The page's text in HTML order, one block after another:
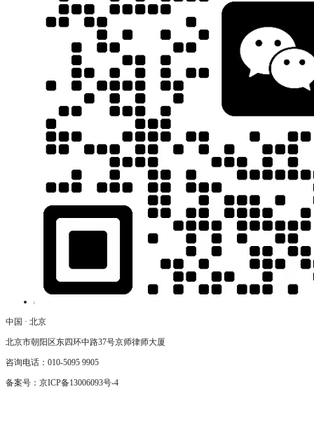
中国 · 北京
北京市朝阳区东四环中路37号京师律师大厦
咨询电话：010-5095 9905
备案号： 京ICP备13006093号-4